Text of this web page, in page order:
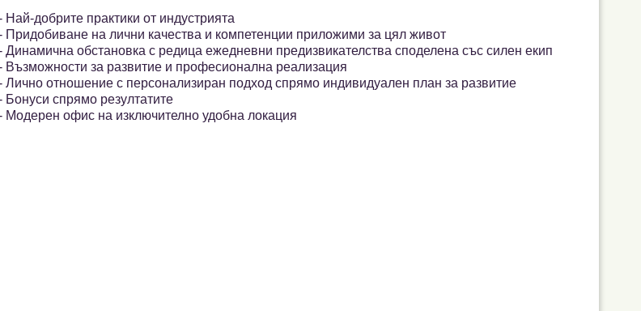
Най-добрите практики от индустрията
Придобиване на лични качества и компетенции приложими за цял живот
Динамична обстановка с редица ежедневни предизвикателства споделена със силен екип
Възможности за развитие и професионална реализация
Лично отношение с персонализиран подход спрямо индивидуален план за развитие
Бонуси спрямо резултатите
Модерен офис на изключително удобна локация